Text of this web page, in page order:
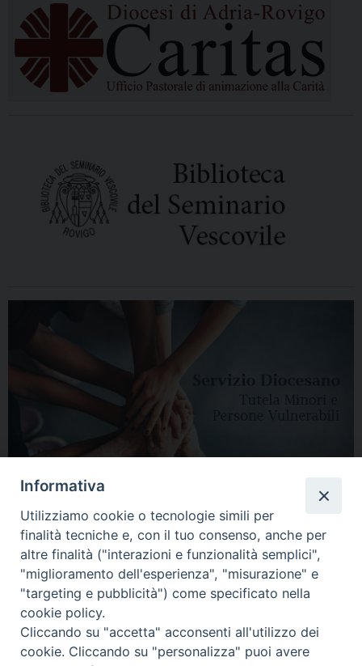
HOME DIOCESI VESCOVO CURIA VESCOVILE NEWS
APPUNTAMENTI CONTATTI SERVIZIO ANTENATI
Informativa
Utilizziamo cookie o tecnologie simili per
finalità tecniche e, con il tuo consenso, anche per
altre finalità ("interazioni e funzionalità semplici",
"miglioramento dell'esperienza", "misurazione" e
"targeting e pubblicità") come specificato nella
cookie policy.
Cliccando su "accetta" acconsenti all'utilizzo dei
cookie. Cliccando su "personalizza" puoi avere